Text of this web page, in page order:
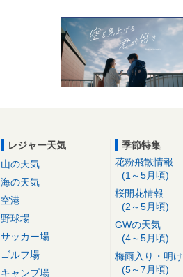
レジャー天気
山の天気
海の天気
空港
野球場
サッカー場
ゴルフ場
キャンプ場
季節特集
花粉飛散情報
(1～5月頃)
桜開花情報
(2～5月頃)
GWの天気
(4～5月頃)
梅雨入り・明け
(5～7月頃)